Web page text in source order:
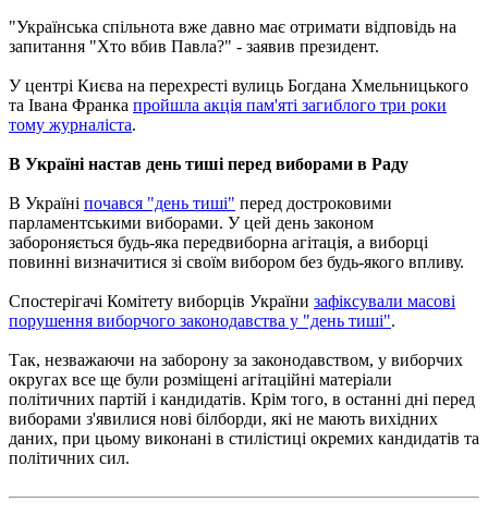
"Українська спільнота вже давно має отримати відповідь на
запитання "Хто вбив Павла?" - заявив президент.
У центрі Києва на перехресті вулиць Богдана Хмельницького
та Івана Франка пройшла акція пам'яті загиблого три роки
тому журналіста.
В Україні настав день тиші перед виборами в Раду
В Україні почався "день тиші" перед достроковими
парламентськими виборами. У цей день законом
забороняється будь-яка передвиборна агітація, а виборці
повинні визначитися зі своїм вибором без будь-якого впливу.
Спостерігачі Комітету виборців України зафіксували масові
порушення виборчого законодавства у "день тиші".
Так, незважаючи на заборону за законодавством, у виборчих
округах все ще були розміщені агітаційні матеріали
політичних партій і кандидатів. Крім того, в останні дні перед
виборами з'явилися нові білборди, які не мають вихідних
даних, при цьому виконані в стилістиці окремих кандидатів та
політичних сил.